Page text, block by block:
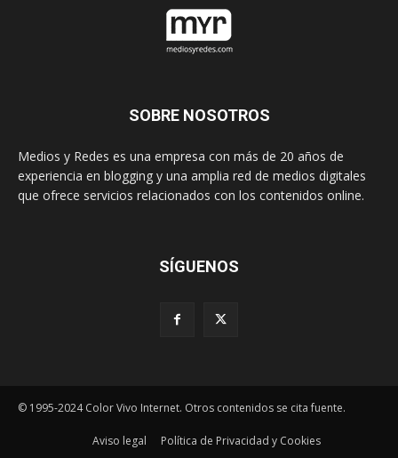
SOBRE NOSOTROS
Medios y Redes es una empresa con más de 20 años de
experiencia en blogging y una amplia red de medios digitales
que ofrece servicios relacionados con los contenidos online.
SÍGUENOS
© 1995-2024 Color Vivo Internet. Otros contenidos se cita fuente.
Aviso legal Política de Privacidad y Cookies